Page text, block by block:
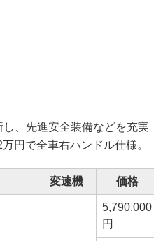
、先進安全装備などを充実
円で全車右ハンドル仕様。
変速機 価格
5,790,000
円